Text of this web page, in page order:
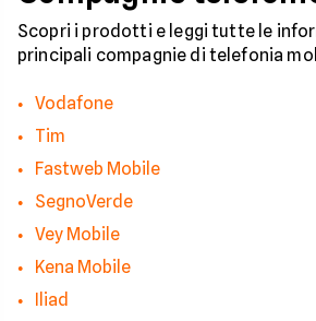
Scopri i prodotti e leggi tutte le
principali compagnie di telefonia
Vodafone
Tim
Fastweb Mobile
SegnoVerde
Vey Mobile
Kena Mobile
Iliad